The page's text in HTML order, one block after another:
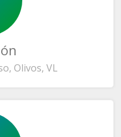
Olivos, VL